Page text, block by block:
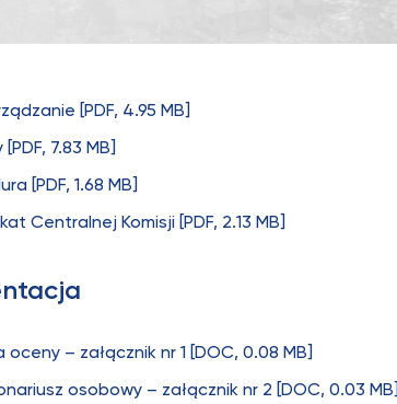
[PDF, 4.95 MB]
7.83 MB]
[PDF, 1.68 MB]
Centralnej Komisji [PDF, 2.13 MB]
oceny – załącznik nr 1 [DOC, 0.08 MB]
osobowy – załącznik nr 2 [DOC, 0.03 MB]